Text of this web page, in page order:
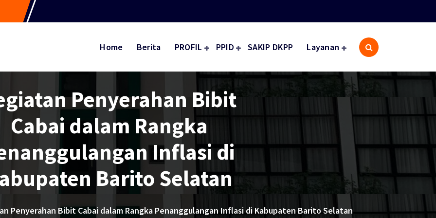
Home Berita PROFIL PPID SAKIP DKPP Layanan
Penyerahan Bibit
Cabai dalam Rangka
Inflasi di
Barito Selatan
Penyerahan Bibit Cabai dalam Rangka Penanggulangan Inflasi di Kabupaten Barito Selatan